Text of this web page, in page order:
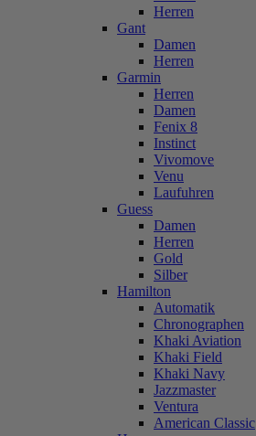
Herren
Gant
Damen
Herren
Garmin
Herren
Damen
Fenix 8
Instinct
Vivomove
Venu
Laufuhren
Guess
Damen
Herren
Gold
Silber
Hamilton
Automatik
Chronographen
Khaki Aviation
Khaki Field
Khaki Navy
Jazzmaster
Ventura
American Classic